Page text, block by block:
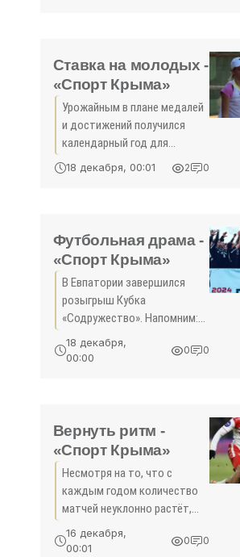
Когда, казалось бы, можно
Ставка на молодых -
«Спорт Крыма»
Урожайным в плане медалей
и достижений получился
календарный год для
крымских теннисистов. Они
стабильно представляли
также успешно защищали
честь страны на
18 декабря, 00:01 2 0
Футбольная драма -
«Спорт Крыма»
В Евпатории завершился
розыгрыш Кубка
«Содружество». Напомним:
этот турнир объединил под
своими знамёнами
России. В решающем
поединке
18 декабря,
00:00
0 0
Вернуть ритм -
«Спорт Крыма»
Несмотря на то, что с
каждым годом количество
матчей неуклонно растёт,
фактор погодной специфики
нашей страны ещё никто не
16 декабря,
00:01
0 0